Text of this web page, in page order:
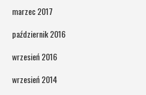
marzec 2017
październik 2016
wrzesień 2016
wrzesień 2014